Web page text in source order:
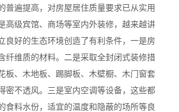
普遍提高，对房屋居住质量要求已从实用
高级宾馆、商场等室内外装修，越来越讲
良好的生态环境创造了有利条件，一是房
纤维质的材料。二是采取全封闭式装修措
板、木地板、踢脚板、木壁橱、木门窗套
密不透风。三是室内空调等设备，这些都
食料水份，适宜的温度和隐蔽的场所等良